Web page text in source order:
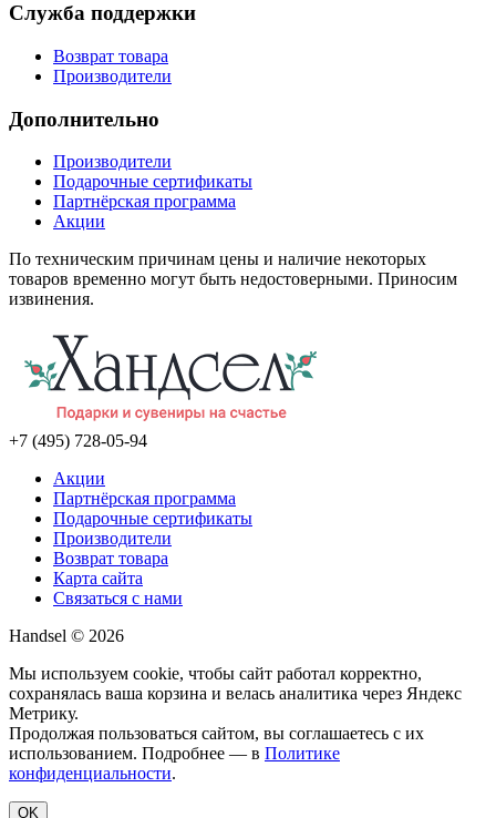
Служба поддержки
Возврат товара
Производители
Дополнительно
Производители
Подарочные сертификаты
Партнёрская программа
Акции
По техническим причинам цены и наличие некоторых
товаров временно могут быть недостоверными. Приносим
извинения.
+7 (495) 728-05-94
Акции
Партнёрская программа
Подарочные сертификаты
Производители
Возврат товара
Карта сайта
Связаться с нами
Handsel © 2026
Мы используем cookie, чтобы сайт работал корректно,
сохранялась ваша корзина и велась аналитика через Яндекс
Метрику.
Продолжая пользоваться сайтом, вы соглашаетесь с их
использованием. Подробнее — в Политике
конфиденциальности.
OK